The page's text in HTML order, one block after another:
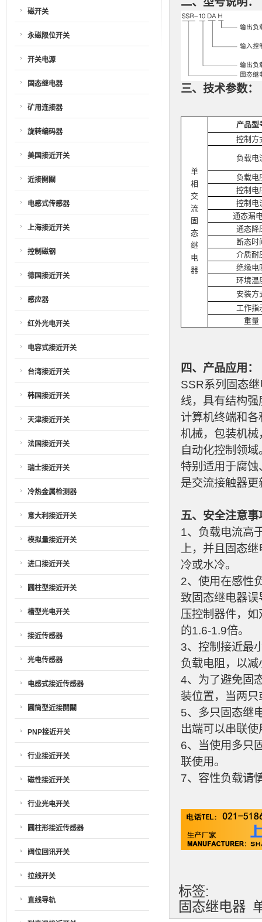
三、技术参数：
单
相
交
流
固
态
继
电
器
产品型
控制方
负载电
负载电
控制电
控制电
通态漏
通态降
断态时
介质耐
绝缘电
环境温
安装方
工作指
重量
四、产品应用：
SSR系列固态
线，具有结构
计算机终端和
机械，包装机
自动化控制领域
特别适用于腐
是交流接触器
五、安全注意事
1、负载电流高
上，并且固态
冷或水冷。
2、使用在感性
致固态继电器
压控制器件，
的1.6-1.9倍。
3、控制接近最
负载电阻，以
4、为了避免固
装位置，当两
5、多只固态继
出端可以串联
6、当使用多只
联使用。
7、容性负载请
标签:
固态继电器
磁开关
永磁限位开关
开关电源
固态继电器
矿用连接器
旋转编码器
美国接近开关
近接開關
电感式传感器
上海接近开关
控制磁钢
德国接近开关
感应器
红外光电开关
电容式接近开关
台湾接近开关
韩国接近开关
天津接近开关
法国接近开关
瑞士接近开关
冷热金属检测器
意大利接近开关
模拟量接近开关
进口接近开关
圆柱型接近开关
槽型光电开关
接近传感器
光电传感器
电感式接近传感器
圓筒型近接開關
PNP接近开关
行业接近开关
磁性接近开关
行业光电开关
圆柱形接近传感器
阀位回讯开关
拉线开关
直线导轨